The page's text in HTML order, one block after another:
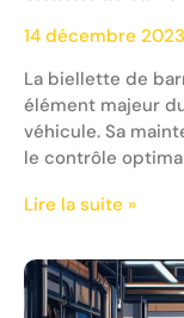
14 décembre 2023
La biellette de
élément majeur
véhicule. Sa
le contrôle
Lire la suite »